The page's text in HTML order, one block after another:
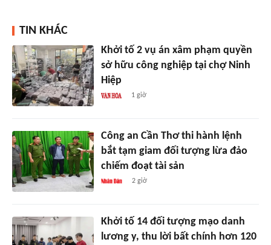
TIN KHÁC
Khởi tố 2 vụ án xâm phạm quyền
sở hữu công nghiệp tại chợ Ninh
Hiệp
1 giờ
Công an Cần Thơ thi hành lệnh
bắt tạm giam đối tượng lừa đảo
chiếm đoạt tài sản
2 giờ
Khởi tố 14 đối tượng mạo danh
lương y, thu lời bất chính hơn 120